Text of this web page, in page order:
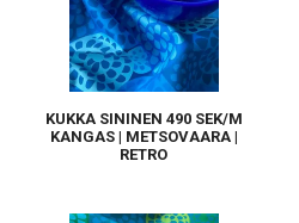
KUKKA SININEN 490 SEK/M
KANGAS | METSOVAARA |
RETRO